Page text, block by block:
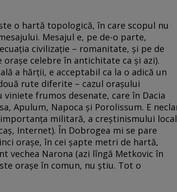
o hartă topologică, în care scopul nu
Mesajul e, pe de-o parte,
civilizație – romanitate, și pe de
celebre în antichitate ca și azi).
a hărții, e acceptabil ca la o adică un
rute diferite – cazul orașului
frumos desenate, care în Dacia
Apulum, Napoca și Porolissum. E
militară, a creștinismului local
Internet). În Dobrogea mi se pare
orașe, în cei șapte metri de hartă,
vechea Narona (azi lîngă Metkovic în
orașe în comun, nu știu. Tot o